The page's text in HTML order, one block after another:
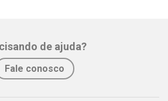
de ajuda?
Fale conosco